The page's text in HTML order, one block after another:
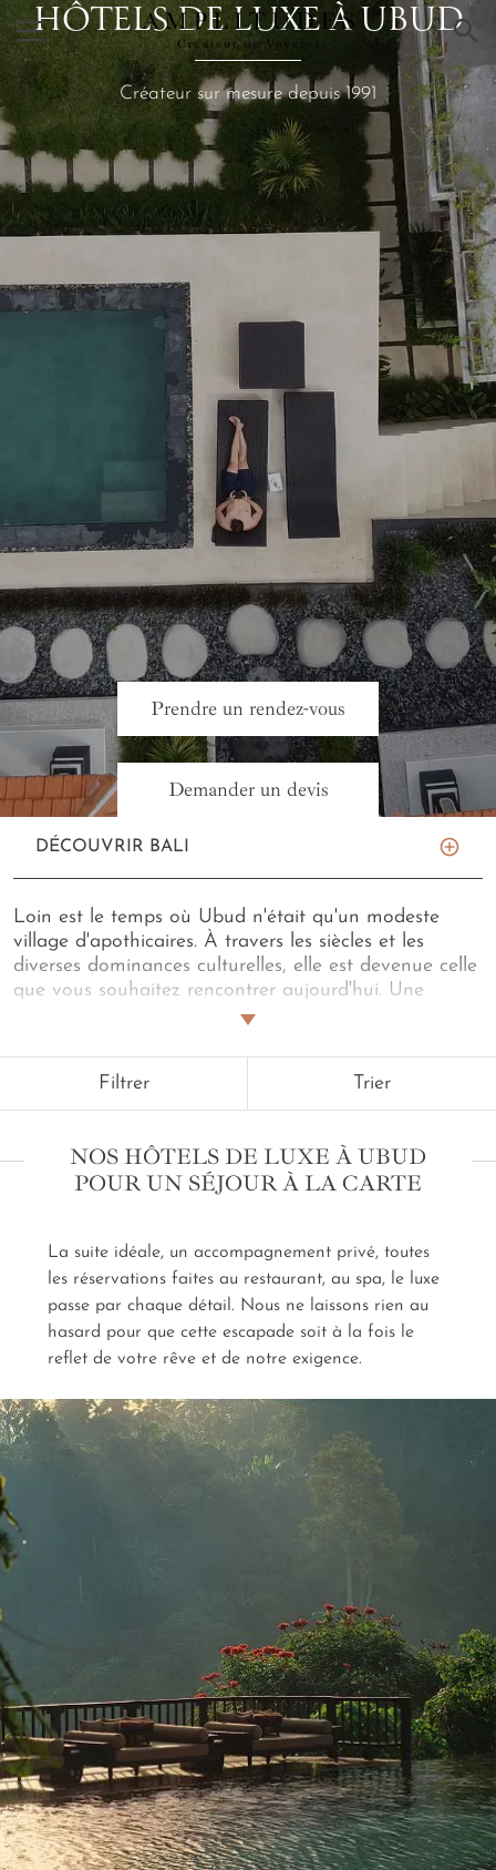
×HÔTELS DE LUXE À UBUD
Créateur sur mesure depuis 1991
Prendre un rendez-vous
Demander un devis
DÉCOUVRIR BALI
Loin est le temps où Ubud n'était qu'un modeste
village d'apothicaires. À travers les siècles et les
diverses dominances culturelles, elle est devenue celle
que vous souhaitez rencontrer aujourd'hui. Une
palpitante cité où racines et lianes cohabitent avec le
en échos contemporains de l'artisanat. Unséjour à
Ubud en hôtel de luxe
vous ouvre les portes de
cette ville singulière, héritière et créatrice. Sa
merveille le surnom que porte l'île deTerre
d'Harmonie. Échangez à la terrasse des cafés, flânez
transforment, jour après jour, votreséjour en hôtel
de luxe à Ubud sur mesureen rendez-vous avec le
cœur battant de la culture balinaise.
Filtrer Trier
NOS HÔTELS DE LUXE À UBUD
POUR UN SÉJOUR À LA CARTE
La suite idéale, un accompagnement privé, toutes
les réservations faites au restaurant, au spa, le luxe
passe par chaque détail. Nous ne laissons rien au
hasard pour que cette escapade soit à la fois le
reflet de votre rêve et de notre exigence.